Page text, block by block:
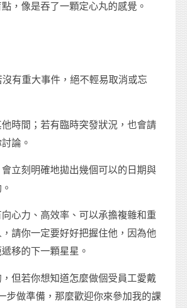
，像是吞了一顆定心丸的感覺。
有重大事件，絕不輕易取消或忘
時間；若有臨時突發狀況，也會請
論。
立刻明確地拋出幾個可以的日期與
心力、高效率、可以承擔複雜和重
請你一定要好好把握住他，因為他
移的下一顆星星。
但若你想知道怎麼做個受員工愛戴
步做準備，那麼歡迎你來參加我的課